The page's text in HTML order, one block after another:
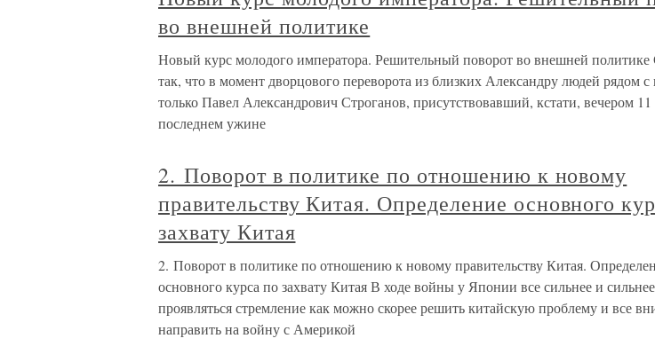
во внешней политике
Новый курс молодого императора. Решительный поворот во внешней политике
так, что в момент дворцового переворота из близких Александру людей рядом
только Павел Александрович Строганов, присутствовавший, кстати, вечером 11
последнем ужине
2. Поворот в политике по отношению к новому
правительству Китая. Определение основного
захвату Китая
2. Поворот в политике по отношению к новому правительству Китая.
основного курса по захвату Китая В ходе войны у Японии все сильнее и
проявляться стремление как можно скорее решить китайскую проблему и все
направить на войну с Америкой